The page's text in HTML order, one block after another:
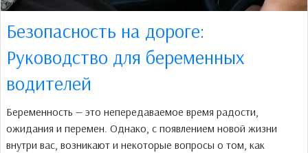
Безопасность на дороге:
Руководство для беременных
водителей
Беременность — это непередаваемое время радости,
ожидания и перемен. Однако, с появлением новой жизни
внутри вас, возникают и некоторые вопросы о том, как